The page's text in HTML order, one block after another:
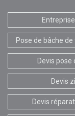
Pose de bâche
Devis
Devis
Devis